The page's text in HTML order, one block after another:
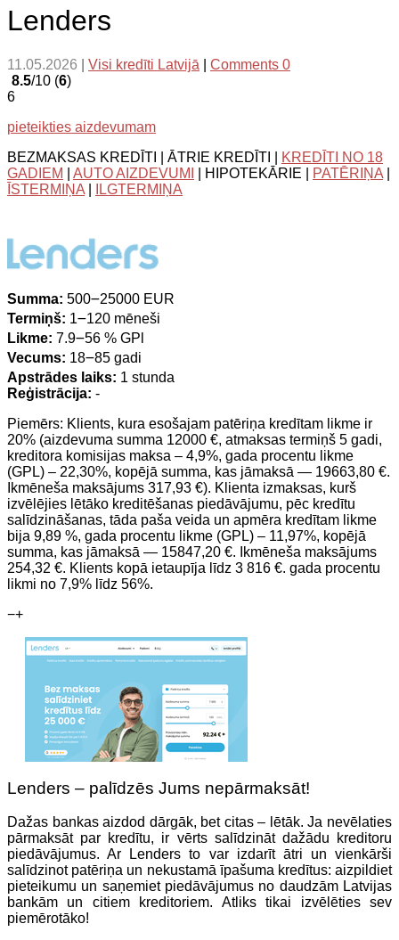
Lenders
11.05.2026 Visi kredīti Latvijā
Comments 0
8.5/10 (6)
6
pieteikties aizdevumam
BEZMAKSAS KREDĪTI | ĀTRIE KREDĪTI |
KREDĪTI NO 18
GADIEM
AUTO AIZDEVUMI | HIPOTEKĀRIE | PATĒRIŅA
ĪSTERMIŅA
ILGTERMIŅA
Summa: 500౼25000 EUR
Termiņš: 1౼120 mēneši
Likme: 7.9౼56 % GPl
Vecums: 18౼85 gadi
Apstrādes laiks: 1 stunda
Reģistrācija: -
Piemērs: Klients, kura esošajam patēriņa kredītam likme ir
20% (aizdevuma summa 12000 €, atmaksas termiņš 5 gadi,
kreditora komisijas maksa – 4,9%, gada procentu likme
(GPL) – 22,30%, kopējā summa, kas jāmaksā — 19663,80 €.
Ikmēneša maksājums 317,93 €). Klienta izmaksas, kurš
izvēlējies lētāko kreditēšanas piedāvājumu, pēc kredītu
salīdzināšanas, tāda paša veida un apmēra kredītam likme
bija 9,89 %, gada procentu likme (GPL) – 11,97%, kopējā
summa, kas jāmaksā — 15847,20 €. Ikmēneša maksājums
254,32 €. Klients kopā ietaupīja līdz 3 816 €. gada procentu
likmi no 7,9% līdz 56%.
−+
Lenders – palīdzēs Jums nepārmaksāt!
Dažas bankas aizdod dārgāk, bet citas – lētāk. Ja nevēlaties
pārmaksāt par kredītu, ir vērts salīdzināt dažādu kreditoru
piedāvājumus. Ar Lenders to var izdarīt ātri un vienkārši
salīdzinot patēriņa un nekustamā īpašuma kredītus: aizpildiet
pieteikumu un saņemiet piedāvājumus no daudzām Latvijas
bankām un citiem kreditoriem. Atliks tikai izvēlēties sev
piemērotāko!